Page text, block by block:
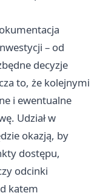
– od
decyzje
to, że kolejnymi
i ewentualne
Udział w
okazją, by
dostępu,
odcinki
kątem